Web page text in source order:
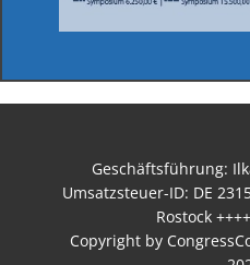
Geschäftsführung:
Umsatzsteuer-ID: DE
Rostock
Copyright by